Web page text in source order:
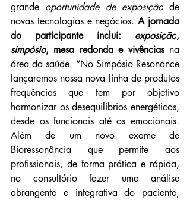
grande oportunidade de exposição de
novas tecnologias e negócios. A jornada
do participante inclui: exposição
simpósio, mesa redonda e vivências na
área da saúde. “No Simpósio Resonance
lançaremos nossa nova linha de produtos
frequências que tem por objetivo
harmonizar os desequilíbrios energéticos,
desde os funcionais até os emocionais.
Além de um novo exame de
Bioressonância que permite aos
profissionais, de forma prática e rápida,
no consultório fazer uma análise
abrangente e integrativa do paciente,